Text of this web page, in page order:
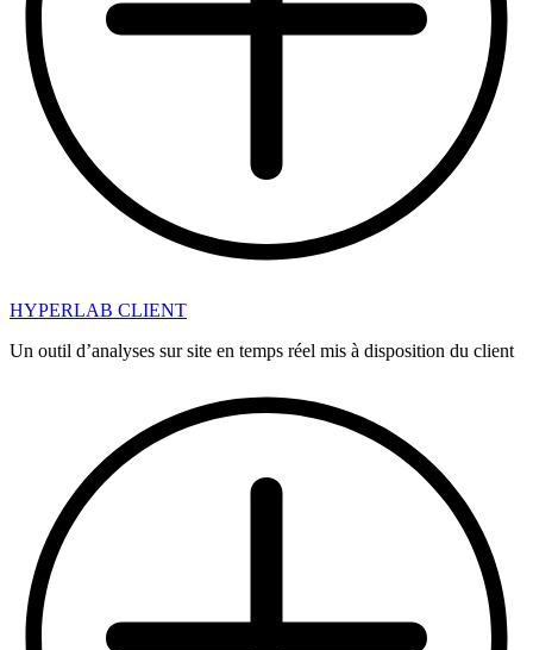
HYPERLAB CLIENT
Un outil d’analyses sur site en temps réel mis à disposition du client